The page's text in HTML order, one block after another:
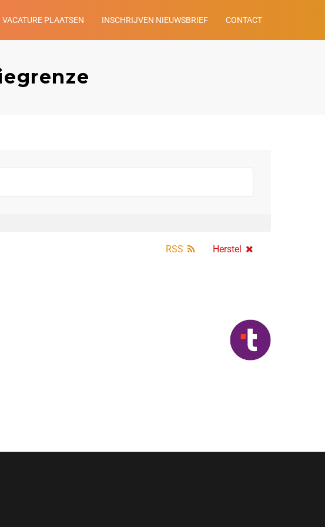
VACATURE PLAATSEN INSCHRIJVEN NIEUWSBRIEF CONTACT
Herstel
RSS